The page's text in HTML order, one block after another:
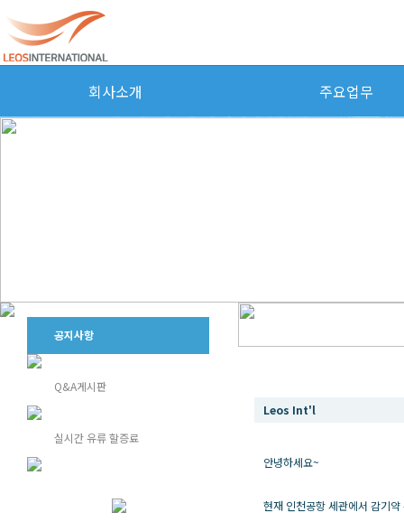
회사소개 주요업무
공지사항
Q&A게시판
실시간 유류 할증료
Leos Int'l
안녕하세요~
현재 인천공항 세관에서 감기